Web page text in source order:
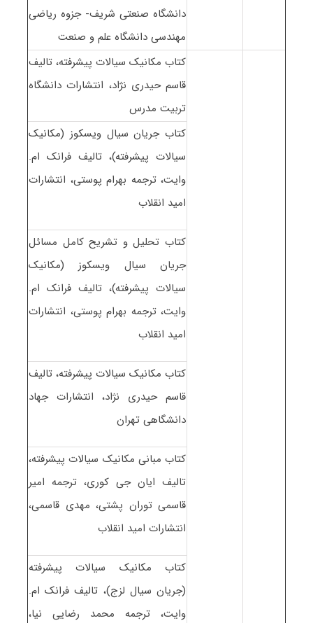
دانشگاه صنعتی شریف- جزوه ریاضی
مهندسی دانشگاه علم و صنعت
کتاب مکانیک سیالات پیشرفته، تالیف
قاسم حیدری نژاد، انتشارات دانشگاه
تربیت مدرس
کتاب جریان سیال ویسکوز (مکانیک
سیالات پیشرفته)، تالیف فرانک ام.
وایت، ترجمه بهرام پوستی، انتشارات
امید انقلاب
کتاب تحلیل و تشریح کامل مسائل
جریان سیال ویسکوز (مکانیک
سیالات پیشرفته)، تالیف فرانک ام.
وایت، ترجمه بهرام پوستی، انتشارات
امید انقلاب
کتاب مکانیک سیالات پیشرفته، تالیف
قاسم حیدری نژاد، انتشارات جهاد
دانشگاهی تهران
کتاب مبانی مکانیک سیالات پیشرفته،
تالیف ایان جی کوری، ترجمه امیر
قاسمی توران پشتی، مهدی قاسمی،
انتشارات امید انقلاب
کتاب مکانیک سیالات پیشرفته
(جریان سیال لزج)، تالیف فرانک ام.
وایت، ترجمه محمد رضایی نیا،